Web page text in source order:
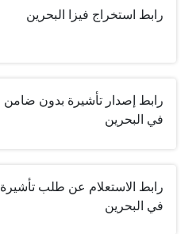
رابط استخراج فيزا البحرين
رابط إصدار تأشيرة بدون ضامن
في البحرين
رابط الاستعلام عن طلب تأشيرة
في البحرين